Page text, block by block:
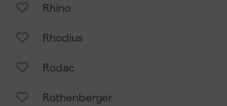
Rhino
Rhodius
Rodac
Rothenberger